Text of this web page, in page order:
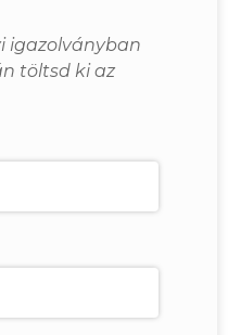
igazolványban
töltsd ki az